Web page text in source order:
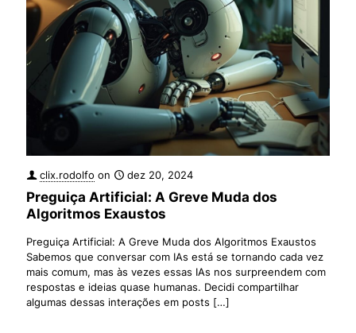
clix.rodolfo on dez 20, 2024
Preguiça Artificial: A Greve Muda dos
Algoritmos Exaustos
Preguiça Artificial: A Greve Muda dos Algoritmos Exaustos
Sabemos que conversar com IAs está se tornando cada vez
mais comum, mas às vezes essas IAs nos surpreendem com
respostas e ideias quase humanas. Decidi compartilhar
algumas dessas interações em posts […]